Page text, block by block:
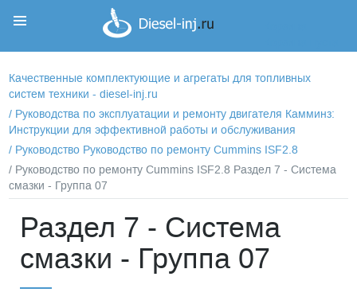
Качественные комплектующие и агрегаты для топливных
систем техники - diesel-inj.ru
/ Руководства по эксплуатации и ремонту двигателя Камминз:
Инструкции для эффективной работы и обслуживания
/ Руководство Руководство по ремонту Cummins ISF2.8
/ Руководство по ремонту Cummins ISF2.8 Раздел 7 - Система
смазки - Группа 07
Раздел 7 - Система
смазки - Группа 07